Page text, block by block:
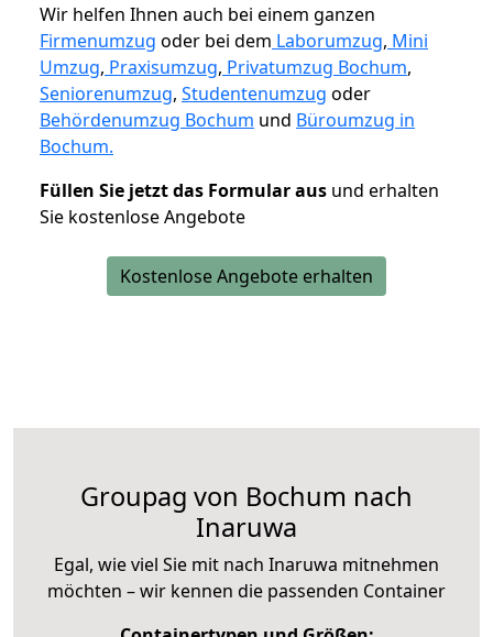
Wir helfen Ihnen auch bei einem ganzen
Firmenumzug oder bei dem Laborumzug, Mini
Umzug, Praxisumzug, Privatumzug Bochum,
Seniorenumzug, Studentenumzug oder
Behördenumzug Bochum und Büroumzug in
Bochum.
Füllen Sie jetzt das Formular aus und erhalten
Sie kostenlose Angebote
Kostenlose Angebote erhalten
Groupag von Bochum nach
Inaruwa
Egal, wie viel Sie mit nach Inaruwa mitnehmen
möchten – wir kennen die passenden Container